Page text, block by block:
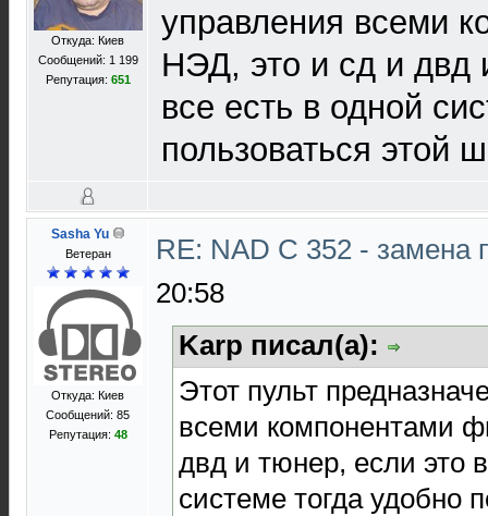
Откуда: Киев
Сообщений: 1 199
Репутация: 651
управления всеми
НЭД, это и сд и двд
все есть в одной
пользоваться этой
Sasha Yu
Ветеран
Откуда: Киев
Сообщений: 85
Репутация: 48
RE: NAD C 352 - замена
20:58
Karp писал(а):
Этот пульт
всеми компонентами
двд и тюнер, если это
системе тогда удобно